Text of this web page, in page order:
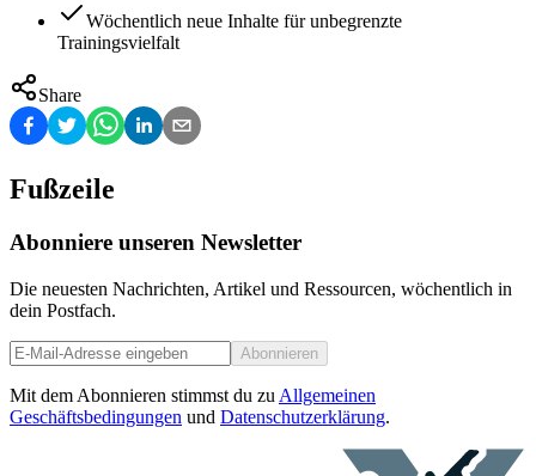
Wöchentlich neue Inhalte für unbegrenzte
Trainingsvielfalt
Share
Fußzeile
Abonniere unseren Newsletter
Die neuesten Nachrichten, Artikel und Ressourcen, wöchentlich in
dein Postfach.
Abonnieren
Mit dem Abonnieren stimmst du zu Allgemeinen
Geschäftsbedingungen und Datenschutzerklärung.